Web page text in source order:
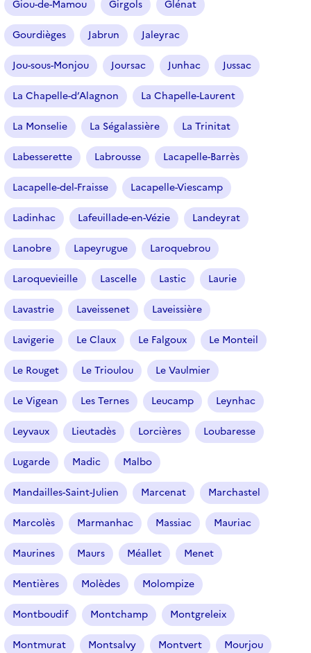
Giou-de-Mamou Girgols Glénat
Gourdièges Jabrun Jaleyrac
Jou-sous-Monjou Joursac Junhac Jussac
La Chapelle-d’Alagnon La Chapelle-Laurent
La Monselie La Ségalassière La Trinitat
Labesserette Labrousse Lacapelle-Barrès
Lacapelle-del-Fraisse Lacapelle-Viescamp
Ladinhac Lafeuillade-en-Vézie Landeyrat
Lanobre Lapeyrugue Laroquebrou
Laroquevieille Lascelle Lastic Laurie
Lavastrie Laveissenet Laveissière
Lavigerie Le Claux Le Falgoux Le Monteil
Le Rouget Le Trioulou Le Vaulmier
Le Vigean Les Ternes Leucamp Leynhac
Leyvaux Lieutadès Lorcières Loubaresse
Lugarde Madic Malbo
Mandailles-Saint-Julien Marcenat Marchastel
Marcolès Marmanhac Massiac Mauriac
Maurines Maurs Méallet Menet
Mentières Molèdes Molompize
Montboudif Montchamp Montgreleix
Montmurat Montsalvy Montvert Mourjou